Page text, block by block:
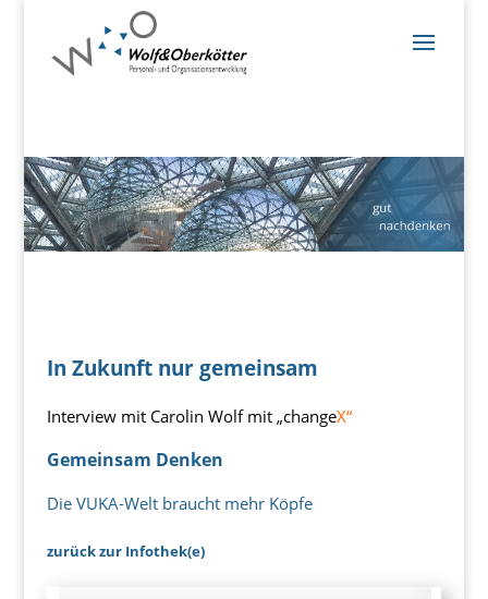
In Zukunft nur gemeinsam
Interview mit Carolin Wolf mit „changeX“
Gemeinsam Denken
Die VUKA-Welt braucht mehr Köpfe
zurück zur Infothek(e)